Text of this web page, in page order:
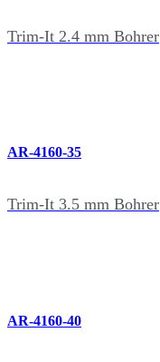
Trim-It 2.4 mm Bohrer
AR-4160-35
Trim-It 3.5 mm Bohrer
AR-4160-40